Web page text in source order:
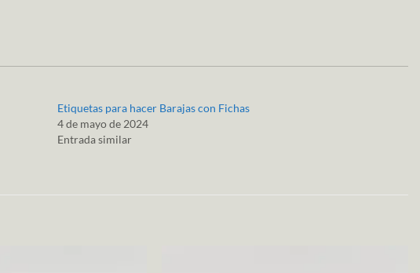
Etiquetas para hacer Barajas con Fichas
4 de mayo de 2024
Entrada similar